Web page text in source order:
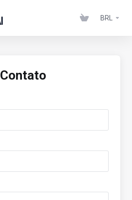
BRL
Contato